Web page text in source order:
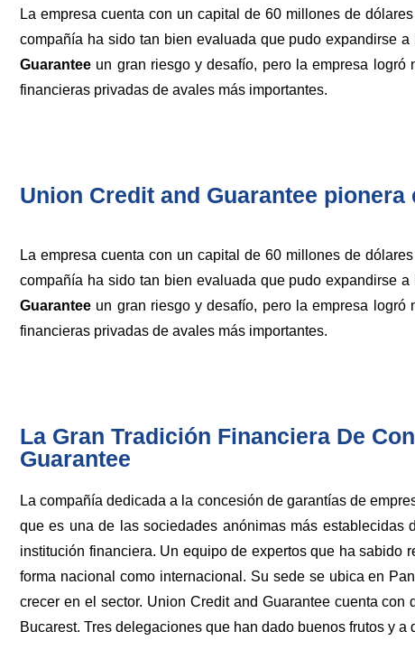
La empresa cuenta con un capital de 60 millones de
compañía ha sido tan bien evaluada que pudo expandirse
Guarantee un gran riesgo y desafío, pero la empresa
financieras privadas de avales más importantes.
Union Credit and Guarantee
La empresa cuenta con un capital de 60 millones de
compañía ha sido tan bien evaluada que pudo expandirse
Guarantee un gran riesgo y desafío, pero la empresa
financieras privadas de avales más importantes.
La Gran Tradición Financiera De
Guarantee
La compañía dedicada a la concesión de garantías de
que es una de las sociedades anónimas más
institución financiera. Un equipo de expertos que ha sabido
forma nacional como internacional. Su sede se ubica en
crecer en el sector. Union Credit and Guarantee cuenta
Bucarest. Tres delegaciones que han dado buenos frutos y